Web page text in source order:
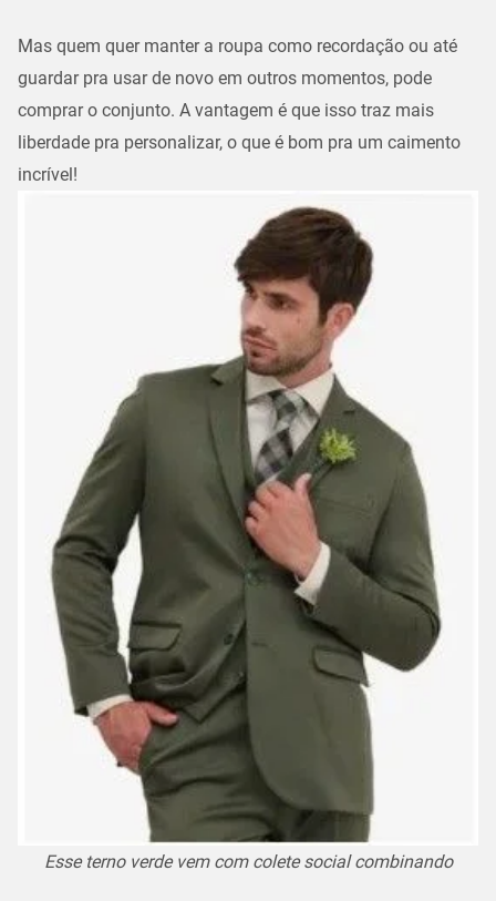
Mas quem quer manter a roupa como recordação ou até
guardar pra usar de novo em outros momentos, pode
comprar o conjunto. A vantagem é que isso traz mais
liberdade pra personalizar, o que é bom pra um caimento
incrível!
Esse terno verde vem com colete social combinando